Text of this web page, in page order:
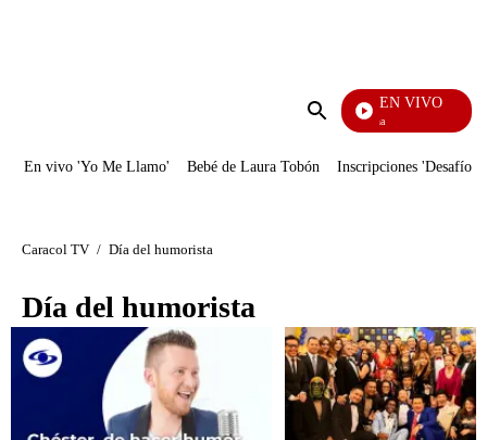
Enviar
EN VIVO
Ciudad Lejana
En vivo 'Yo Me Llamo' Bebé de Laura Tobón Inscripciones 'Desafío'
Caracol TV / Día del humorista
Día del humorista